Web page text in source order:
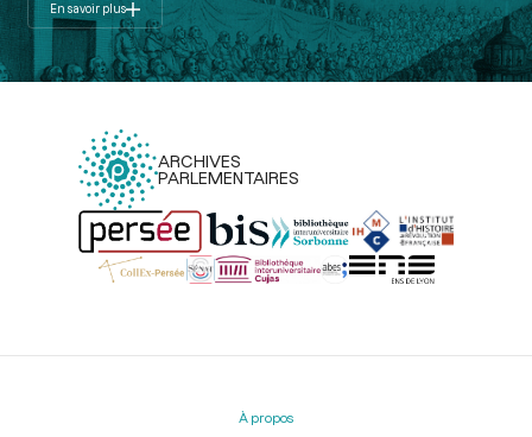
En savoir plus
ARCHIVES
PARLEMENTAIRES
Menu
À propos